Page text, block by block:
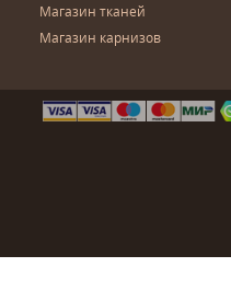
Магазин тканей
Магазин карнизов